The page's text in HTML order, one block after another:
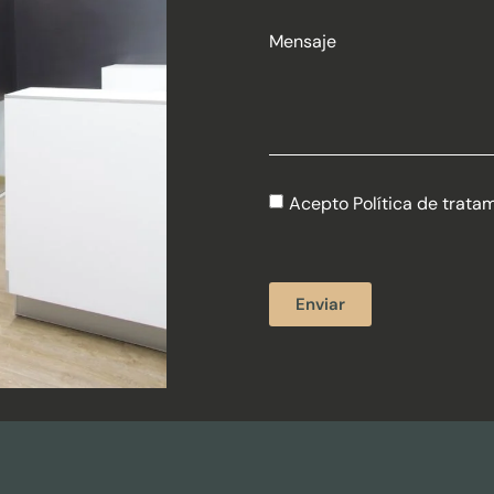
Mensaje
Acepto Política de
Enviar